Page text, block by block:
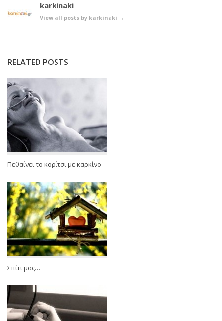
karkinaki
View all posts by karkinaki →
RELATED POSTS
Πεθαίνει το κορίτσι με καρκίνο
Σπίτι μας…